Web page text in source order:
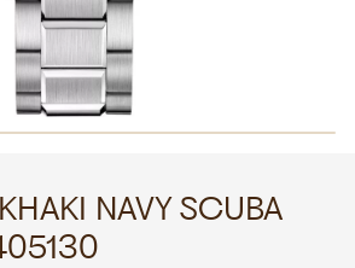
9:00–18:00 +420 775 138 346
NAVY SCUBA